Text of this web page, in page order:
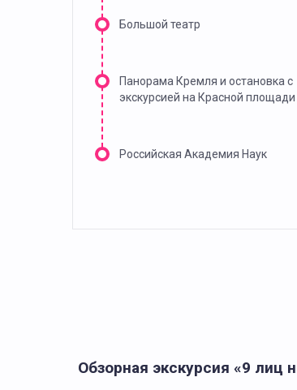
Большой театр
Панорама Кремля и остановка с
экскурсией на Красной площади
Российская Академия Наук
Обзорная экскурсия «9 лиц